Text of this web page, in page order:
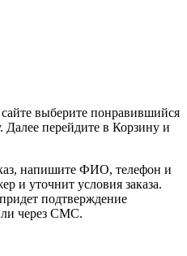
выберите понравившийся
Далее перейдите в Корзину и
напишите ФИО, телефон и
и уточнит условия заказа.
подтверждение
через СМС.